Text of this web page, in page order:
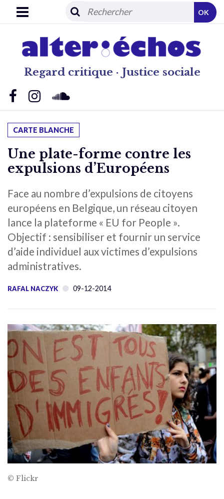
Regard critique · Justice sociale
OK
CARTE BLANCHE
Une plate-forme contre les
expulsions d’Européens
Face au nombre d’expulsions de citoyens
européens en Belgique, un réseau citoyen
lance la plateforme « EU for People ».
Objectif : sensibiliser et fournir un service
d’aide individuel aux victimes d’expulsions
administratives.
RAFAL NACZYK 09-12-2014
© Flickr